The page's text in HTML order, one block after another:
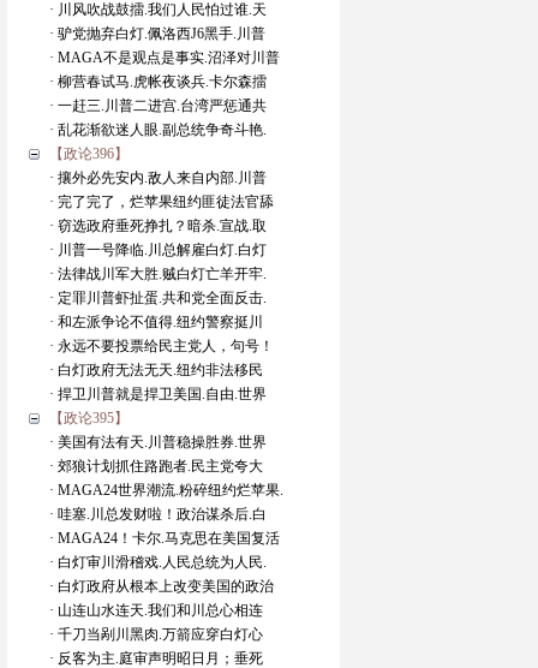
· 川风吹战鼓擂.我们人民怕过谁.天
· 驴党抛弃白灯.佩洛西J6黑手.川普
· MAGA不是观点是事实.沼泽对川普
· 柳营春试马.虎帐夜谈兵.卡尔森擂
· 一赶三.川普二进宫.台湾严惩通共
· 乱花渐欲迷人眼.副总统争奇斗艳.
【政论396】
· 攘外必先安内.敌人来自内部.川普
· 完了完了，烂苹果纽约匪徒法官舔
· 窃选政府垂死挣扎？暗杀.宣战.取
· 川普一号降临.川总解雇白灯.白灯
· 法律战川军大胜.贼白灯亡羊开牢.
· 定罪川普虾扯蛋.共和党全面反击.
· 和左派争论不值得.纽约警察挺川
· 永远不要投票给民主党人，句号！
· 白灯政府无法无天.纽约非法移民
· 捍卫川普就是捍卫美国.自由.世界
【政论395】
· 美国有法有天.川普稳操胜券.世界
· 郊狼计划抓住路跑者.民主党夸大
· MAGA24世界潮流.粉碎纽约烂苹果.
· 哇塞.川总发财啦！政治谋杀后.白
· MAGA24！卡尔.马克思在美国复活
· 白灯审川滑稽戏.人民总统为人民.
· 白灯政府从根本上改变美国的政治
· 山连山水连天.我们和川总心相连
· 千刀当剐川黑肉.万箭应穿白灯心
· 反客为主.庭审声明昭日月；垂死